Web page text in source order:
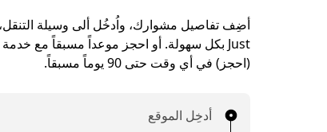
(احجز) في أي وقت حتى 90 يوماً مسبقاً.
أدخِل الموقع